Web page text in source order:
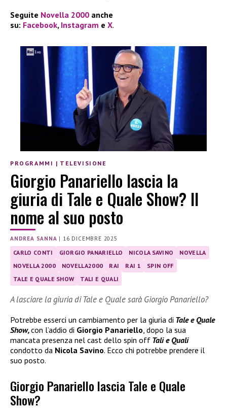
Seguite Novella 2000 anche
su: Facebook, Instagram e X.
PROGRAMMI | TELEVISIONE
Giorgio Panariello lascia la
giuria di Tale e Quale Show? Il
nome al suo posto
ANDREA SANNA | 16 DICEMBRE 2025
CARLO CONTI GIORGIO PANARIELLO NICOLA SAVINO
NOVELLA
NOVELLA 2000
NOVELLA2000 RAI RAI 1
SPIN OFF
TALE E QUALE SHOW
TALI E QUALI
A lasciare la giuria di Tale e Quale sarà Giorgio Panariello?
Potrebbe esserci un cambiamento per la giuria di Tale e Quale
Show,con l’addio di Giorgio Panariello, dopo la sua
mancata presenza nel cast dello spin off Tali e Quali
condotto da Nicola Savino. Ecco chi potrebbe prendere il
suo posto.
Giorgio Panariello lascia Tale e Quale
Show?